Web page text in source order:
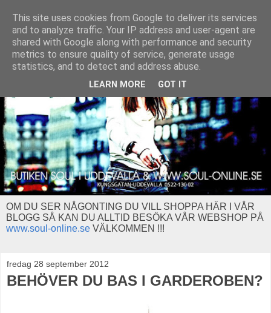
OM DU SER NÅGONTING DU VILL SHOPPA HÄR I VÅR
BLOGG SÅ KAN DU ALLTID BESÖKA VÅR WEBSHOP PÅ
www.soul-online.se VÄLKOMMEN !!!
fredag 28 september 2012
BEHÖVER DU BAS I GARDEROBEN?
This site uses cookies from Google to deliver its services
and to analyze traffic. Your IP address and user-agent are
shared with Google along with performance and security
metrics to ensure quality of service, generate usage
statistics, and to detect and address abuse.
LEARN MORE GOT IT